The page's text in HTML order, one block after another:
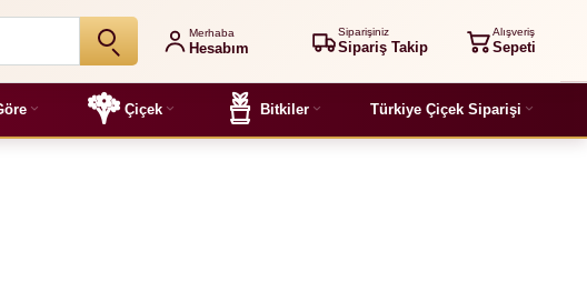
Merhaba
Hesabım
Siparişiniz
Sipariş Takip
Alışveriş
Sepeti
Çiçek Bitkiler Türkiye Çiçek Siparişi